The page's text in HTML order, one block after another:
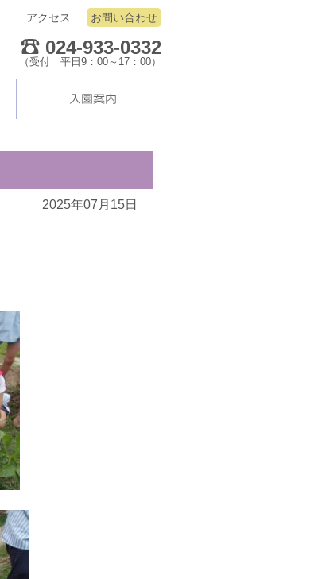
アクセス お問い合わせ
024-933-0332
（受付 平日9：00～17：00）
2025年07月15日